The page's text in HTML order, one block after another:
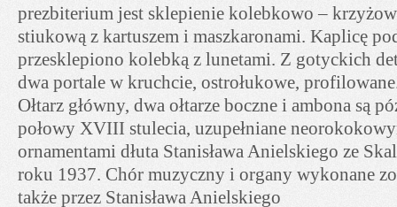
prezbiterium jest sklepienie kolebkowo –
stiukową z kartuszem i maszkaronami. Kaplicę
przesklepiono kolebką z lunetami. Z gotyckich
dwa portale w kruchcie, ostrołukowe,
Ołtarz główny, dwa ołtarze boczne i ambona są
połowy XVIII stulecia, uzupełniane
ornamentami dłuta Stanisława Anielskiego ze
roku 1937. Chór muzyczny i organy wykonane
także przez Stanisława Anielskiego